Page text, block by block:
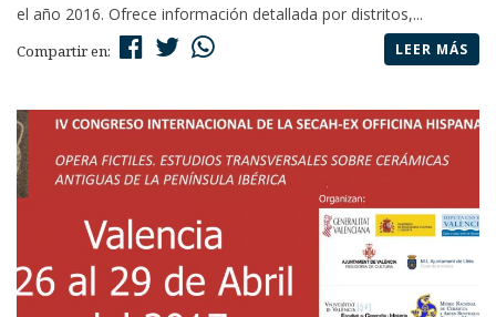
el año 2016. Ofrece información detallada por distritos,...
Compartir en: LEER MÁS